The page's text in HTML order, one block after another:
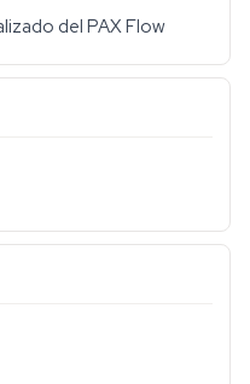
del PAX Flow